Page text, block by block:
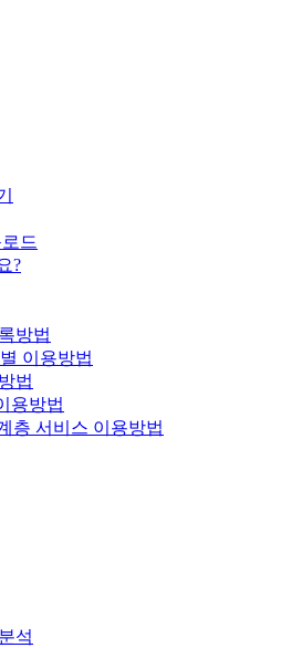
드
?
방법
이용방법
법
용방법
층 서비스 이용방법
석